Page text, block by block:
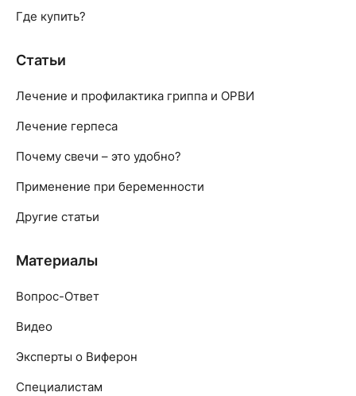
Где купить?
Статьи
Лечение и профилактика гриппа и ОРВИ
Лечение герпеса
Почему свечи – это удобно?
Применение при беременности
Другие статьи
Материалы
Вопрос-Ответ
Видео
Эксперты о Виферон
Специалистам